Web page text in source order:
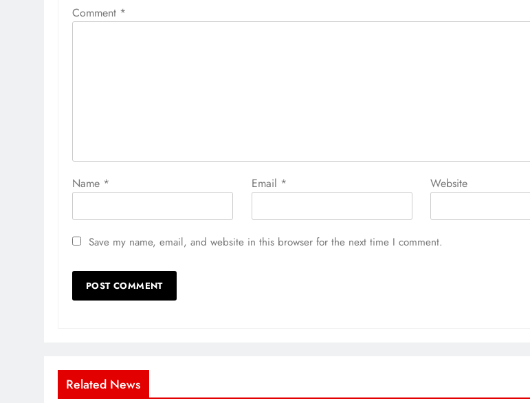
Comment *
Name * Email * Website
Save my name, email, and website in this browser for the next time I comment.
Related News